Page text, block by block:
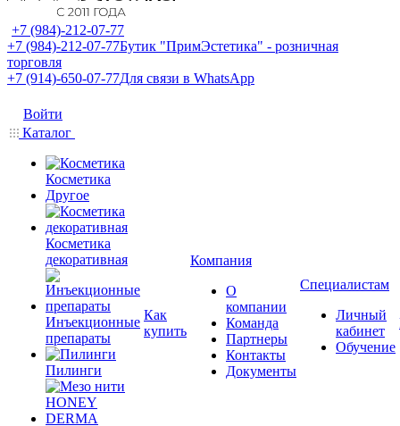
+7 (984)-212-07-77
+7 (984)-212-07-77Бутик "ПримЭстетика" - розничная
торговля
+7 (914)-650-07-77Для связи в WhatsApp
Войти
Каталог
Косметика
Другое
Косметика
декоративная
Инъекционные
препараты
Пилинги
Как
купить
Компания
О
компании
Команда
Партнеры
Контакты
Документы
Специалистам
Личный
кабинет
Обучение